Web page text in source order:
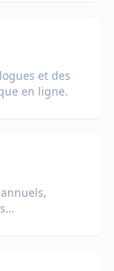
et des
en ligne.